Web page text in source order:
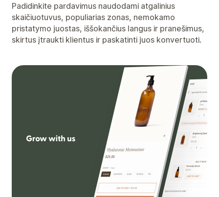
Padidinkite pardavimus naudodami atgalinius
skaičiuotuvus, populiarias zonas, nemokamo
pristatymo juostas, iššokančius langus ir pranešimus,
skirtus įtraukti klientus ir paskatinti juos konvertuoti.